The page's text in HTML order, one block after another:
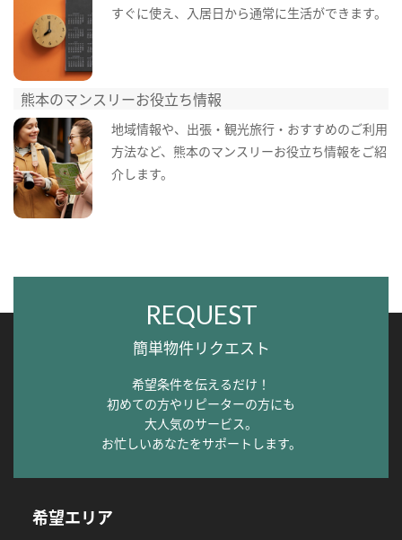
すぐに使え、入居日から通常に生活ができます。
熊本のマンスリーお役立ち情報
地域情報や、出張・観光旅行・おすすめのご利用
方法など、熊本のマンスリーお役立ち情報をご紹
介します。
REQUEST
簡単物件リクエスト
希望条件を伝えるだけ！
初めての方やリピーターの方にも
大人気のサービス。
お忙しいあなたをサポートします。
希望エリア